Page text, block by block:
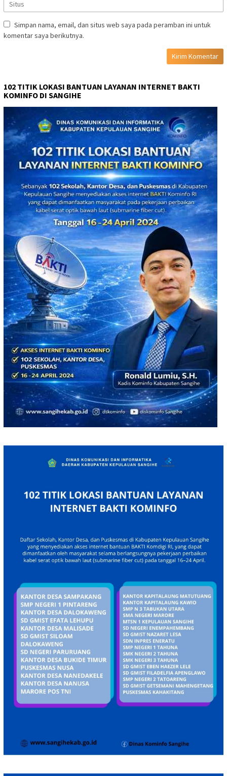
Simpan nama, email, dan situs web saya pada peramban ini untuk
komentar saya berikutnya.
102 TITIK LOKASI BANTUAN LAYANAN INTERNET BAKTI
KOMINFO DI SANGIHE